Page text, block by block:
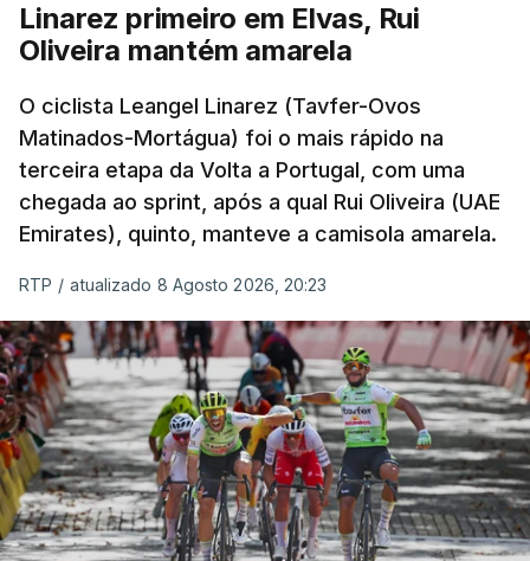
Linarez primeiro em Elvas, Rui
Oliveira mantém amarela
O ciclista Leangel Linarez (Tavfer-Ovos
Matinados-Mortágua) foi o mais rápido na
terceira etapa da Volta a Portugal, com uma
chegada ao sprint, após a qual Rui Oliveira (UAE
Emirates), quinto, manteve a camisola amarela.
RTP / atualizado 8 Agosto 2026, 20:23